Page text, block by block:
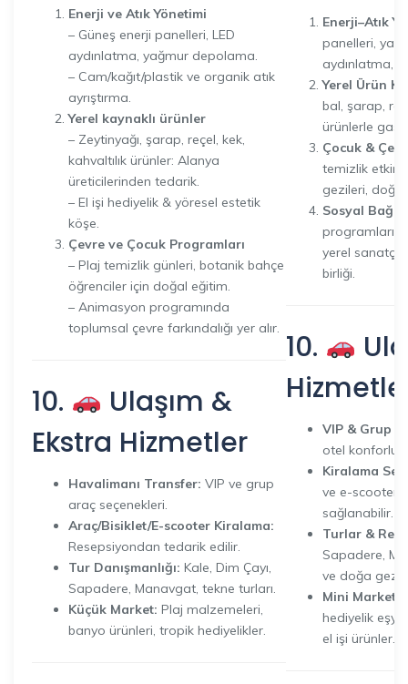
Enerji ve Atık Yönetimi
– Güneş enerji panelleri, LED
aydınlatma, yağmur depolama.
– Cam/kağıt/plastik ve organik atık
ayrıştırma.
Yerel kaynaklı ürünler
– Zeytinyağı, şarap, reçel, kek,
kahvaltılık ürünler: Alanya
üreticilerinden tedarik.
– El işi hediyelik & yöresel estetik
köşe.
Çevre ve Çocuk Programları
– Plaj temizlik günleri, botanik bahçe
öğrenciler için doğal eğitim.
– Animasyon programında
toplumsal çevre farkındalığı yer alır.
10.
Ulaşım &
Ekstra Hizmetler
Havalimanı Transfer: VIP ve grup
araç seçenekleri.
Araç/Bisiklet/E-scooter Kiralama:
Resepsiyondan tedarik edilir.
Tur Danışmanlığı: Kale, Dim Çayı,
Sapadere, Manavgat, tekne turları.
Küçük Market: Plaj malzemeleri,
banyo ürünleri, tropik hediyelikler.
Enerji–Atık
panelleri,
aydınlatma,
Yerel Ürün
bal, şarap,
ürünlerle
Çocuk &
temizlik
gezileri, doğa
Sosyal Bağ:
programları
yerel sanatçı
birliği.
10.
VIP & Grup
otel konforlu
Kiralama
ve e-scooter
sağlanabilir.
Turlar &
Sapadere,
ve doğa
Mini Market:
hediyelik
el işi ürünler.